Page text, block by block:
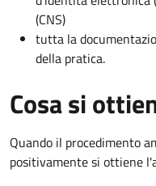
(CNS)
tutta la
della pratica.
Cosa si
Quando il procedimento
positivamente si ottiene